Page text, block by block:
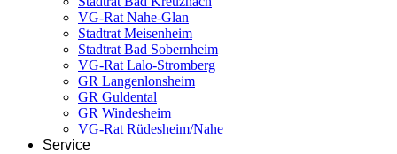
VG-Rat Nahe-Glan
Stadtrat Meisenheim
Stadtrat Bad Sobernheim
VG-Rat Lalo-Stromberg
GR Langenlonsheim
GR Guldental
GR Windesheim
VG-Rat Rüdesheim/Nahe
Service